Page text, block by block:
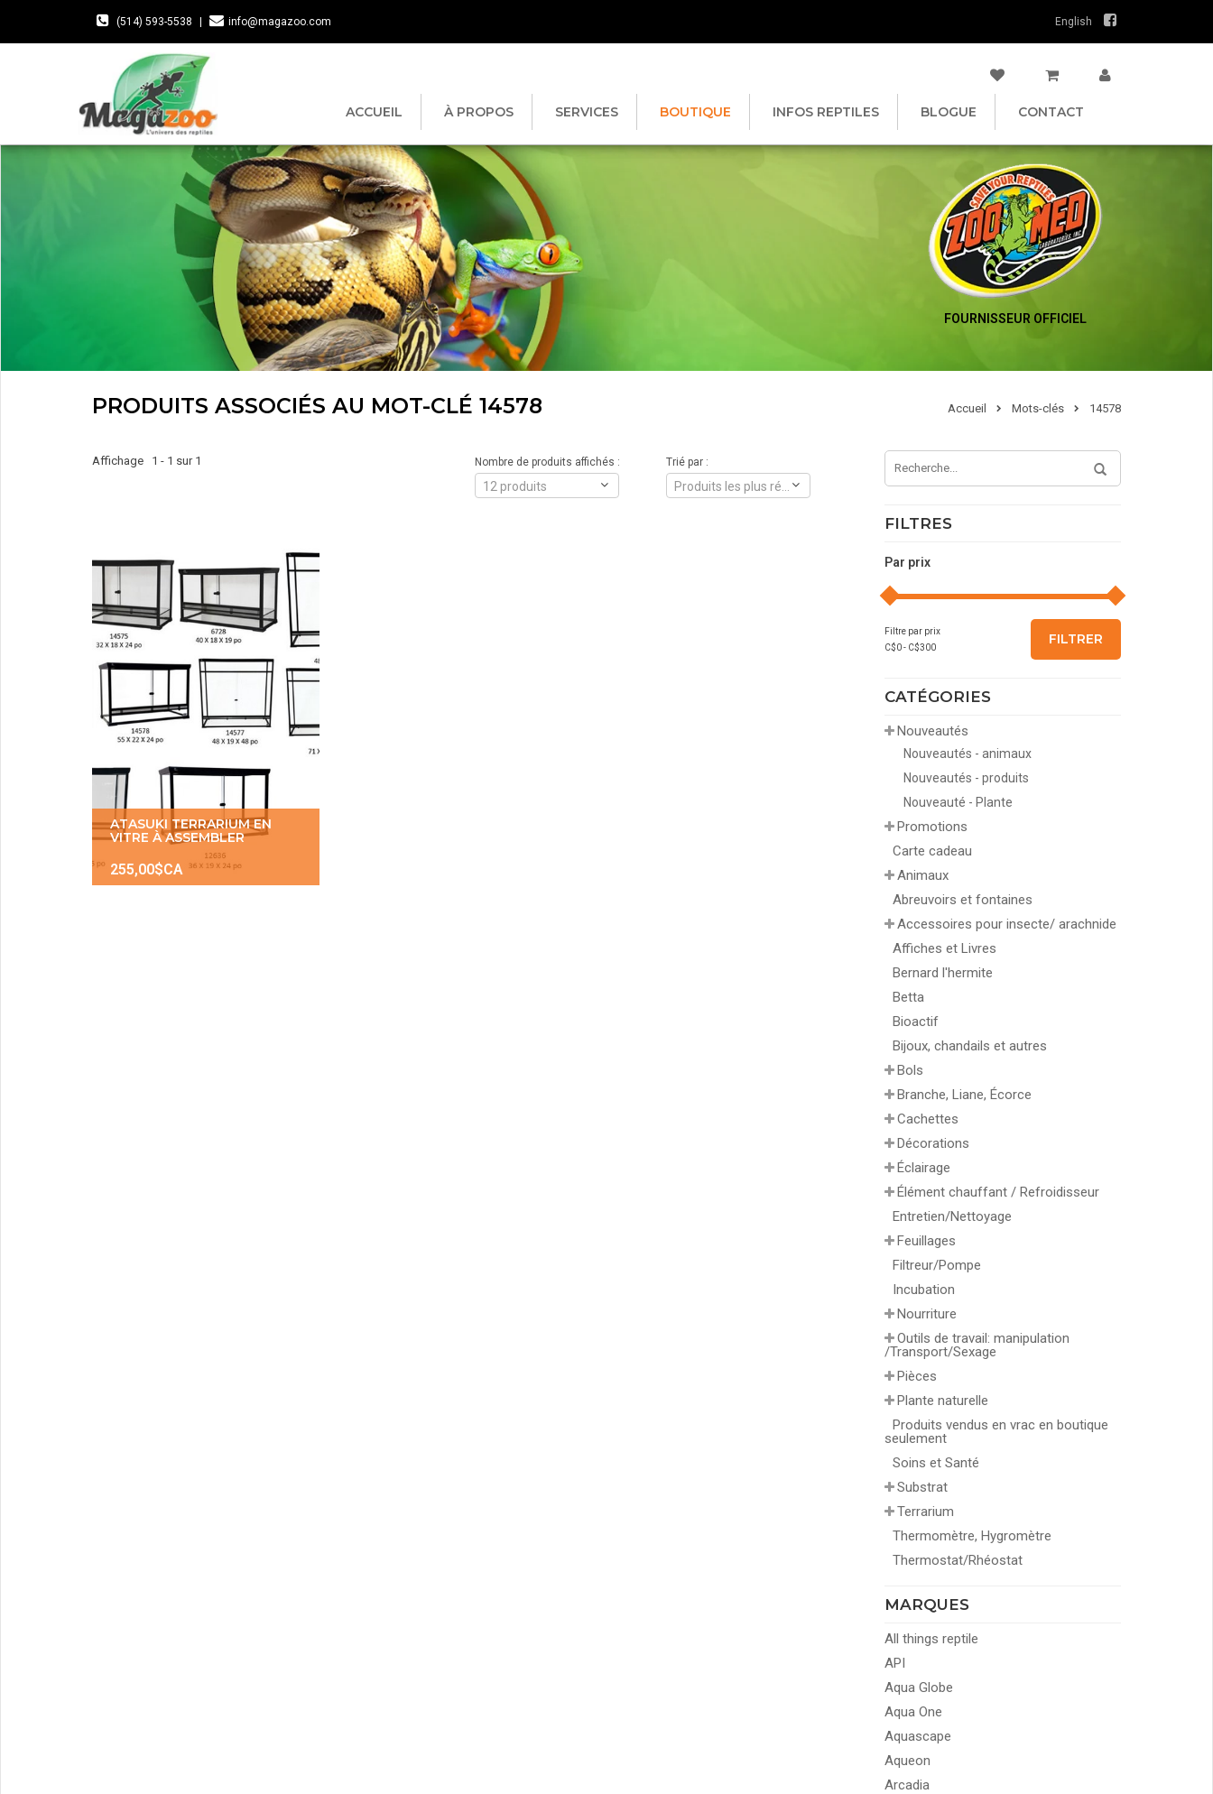
(514) 593-5538 info@magazoo.com English
ACCUEIL À PROPOS SERVICES BOUTIQUE INFOS REPTILES BLOGUE CONTACT
FOURNISSEUR OFFICIEL
PRODUITS ASSOCIÉS AU MOT-CLÉ 14578 Accueil Mots-clés 14578
FILTRES
Par prix
Filtre par prix
C$0- C$300
FILTRER
CATÉGORIES
Nouveautés
Nouveautés - animaux
Nouveautés - produits
Nouveauté - Plante
Promotions
Carte cadeau
Animaux
Abreuvoirs et fontaines
Accessoires pour insecte/ arachnide
Affiches et Livres
Bernard l'hermite
Betta
Bioactif
Bijoux, chandails et autres
Bols
Branche, Liane, Écorce
Cachettes
Décorations
Éclairage
Élément chauffant / Refroidisseur
Entretien/Nettoyage
Feuillages
Filtreur/Pompe
Incubation
Nourriture
Outils de travail: manipulation
/Transport/Sexage
Pièces
Plante naturelle
Produits vendus en vrac en boutique
seulement
Soins et Santé
Substrat
Terrarium
Thermomètre, Hygromètre
Thermostat/Rhéostat
MARQUES
All things reptile
API
Aqua Globe
Aqua One
Aquascape
Aqueon
Arcadia
Affichage 1 - 1 sur 1 Trié par :
Nombre de produits affichés :
12 produits
ATASUKI TERRARIUM EN
VITRE À ASSEMBLER
255,00$CA